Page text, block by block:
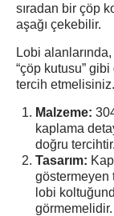
sıradan bir çöp
aşağı çekebilir.
Lobi
“çöp kutusu”
tercih etmelisiniz.
Malzeme:
kaplama
doğru tercihtir.
Tasarım:
göstermeyen
lobi
görmemelidir.